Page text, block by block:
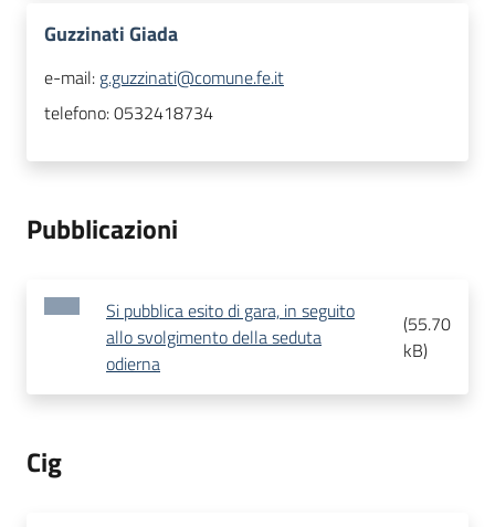
Guzzinati Giada
e-mail: g.guzzinati@comune.fe.it
telefono:0532418734
Pubblicazioni
Si pubblica esito di gara, in seguito
allo svolgimento della seduta
odierna
(55.70
kB)
Cig